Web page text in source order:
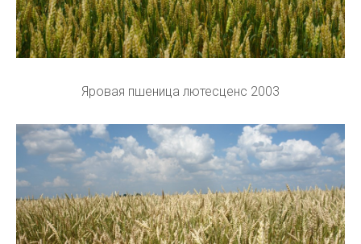
Яровая пшеница лютесценс 2003